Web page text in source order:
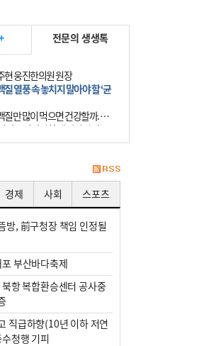
전문의 생생톡
현 웅진한의원 원장
질 열풍 속 놓치지 말아야 할 ‘균
질만 많이 먹으면 건강할까. 요
건강을 이야기할 때 빠지지 않는
드가 단백질이다. 헬스장을 다니
경제 사회 스포츠
방, 前구청장 책임 인정될
부산바다축제
항 복합환승센터 공사중
직급하향(10년 이하 저연
청행 기피